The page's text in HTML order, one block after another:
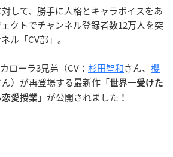
して、勝手に人格とキャラボイスをあ
クトでチャンネル登録者数12万人を突
ル「CV部」。
ローラ3兄弟（CV： 杉田智和さん、 櫻
ん）が再登場する最新作「世界一受けた
愛授業 」が公開されました！